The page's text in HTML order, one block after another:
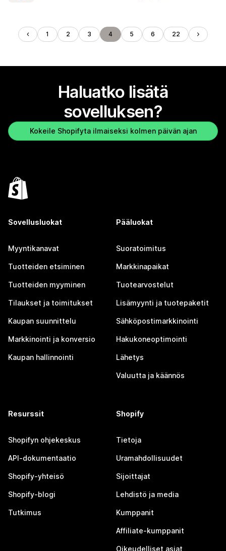
1 2 3 4 5 6 22
Haluatko lisätä
sovelluksen?
Kokeile Shopifyta ilmaiseksi kolmen päivän ajan
Sovellusluokat
Myyntikanavat
Tuotteiden etsiminen
Tuotteiden myyminen
Tilaukset ja toimitukset
Kaupan suunnittelu
Markkinointi ja konversio
Kaupan hallinnointi
Pääluokat
Suoratoimitus
Markkinapaikat
Tuotearvostelut
Lisämyynti ja tuotepaketit
Sähköpostimarkkinointi
Hakukoneoptimointi
Lähetys
Valuutta ja käännös
Resurssit
Shopifyn ohjekeskus
API-dokumentaatio
Shopify-yhteisö
Shopify-blogi
Tutkimus
Shopify
Tietoja
Uramahdollisuudet
Sijoittajat
Lehdistö ja media
Kumppanit
Affiliate-kumppanit
Oikeudelliset asiat